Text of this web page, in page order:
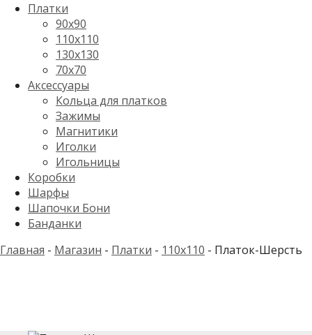
Платки
90x90
110x110
130x130
70х70
Аксессуары
Кольца для платков
Зажимы
Магнитики
Иголки
Игольницы
Коробки
Шарфы
Шапочки Бони
Банданки
Главная - Магазин - Платки - 110x110 - Платок-Шерсть